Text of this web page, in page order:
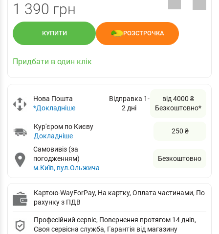
1 390 грн
КУПИТИ РОЗСТРОЧКА
Придбати в один клік
Нова Пошта
*Докладніше
Відправка 1-
2 дні
від 4000 ₴
Безкоштовно*
Кур'єром по Києву
Докладніше
250 ₴
Самовивіз (за
погодженням)
м.Київ, вул.Ольжича
Безкоштовно
Картою-WayForPay, На картку, Оплата частинами, По
рахунку з ПДВ
Професійний сервіс, Повернення протягом 14 днів,
Своя сервісна служба, Гарантія від магазину